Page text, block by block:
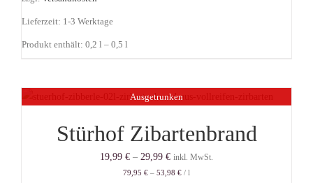
Lieferzeit: 1-3 Werktage
Produkt enthält: 0,2 l – 0,5 l
Ausgetrunken
Stürhof Zibartenbrand
19,99 € – 29,99 € inkl. MwSt.
79,95 € – 53,98 € / l